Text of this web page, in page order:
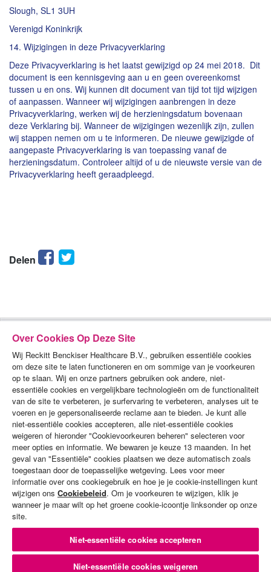
Slough, SL1 3UH
Verenigd Koninkrijk
14. Wijzigingen in deze Privacyverklaring
Deze Privacyverklaring is het laatst gewijzigd op 24 mei 2018. Dit
document is een kennisgeving aan u en geen overeenkomst
tussen u en ons. Wij kunnen dit document van tijd tot tijd wijzigen
of aanpassen. Wanneer wij wijzigingen aanbrengen in deze
Privacyverklaring, werken wij de herzieningsdatum bovenaan
deze Verklaring bij. Wanneer de wijzigingen wezenlijk zijn, zullen
wij stappen nemen om u te informeren. De nieuwe gewijzigde of
aangepaste Privacyverklaring is van toepassing vanaf de
herzieningsdatum. Controleer altijd of u de nieuwste versie van de
Privacyverklaring heeft geraadpleegd.
Delen Facebook
Twitter
PRODUCTEN
DEMO'S
ALGEMENE VOORWAARDEN
PRIVACYBELEID
COOKIES-BELEID
SITEMAP
Over Cookies Op Deze Site
Wij Reckitt Benckiser Healthcare B.V., gebruiken essentiële cookies
om deze site te laten functioneren en om sommige van je voorkeuren
op te slaan. Wij en onze partners gebruiken ook andere, niet-
essentiële cookies en vergelijkbare technologieën om de functionaliteit
van de site te verbeteren, je surfervaring te verbeteren, analyses uit te
voeren en je gepersonaliseerde reclame aan te bieden. Je kunt alle
niet-essentiële cookies accepteren, alle niet-essentiële cookies
weigeren of hieronder "Cookievoorkeuren beheren" selecteren voor
meer opties en informatie. We bewaren je keuze 13 maanden. In het
geval van "Essentiële" cookies plaatsen we deze automatisch zoals
toegestaan door de toepasselijke wetgeving. Lees voor meer
informatie over ons cookiegebruik en hoe je je cookie-instellingen kunt
wijzigen ons Cookiebeleid. Om je voorkeuren te wijzigen, klik je
wanneer je maar wilt op het groene cookie-icoontje linksonder op onze
site.
Niet-essentiële cookies accepteren
Niet-essentiële cookies weigeren